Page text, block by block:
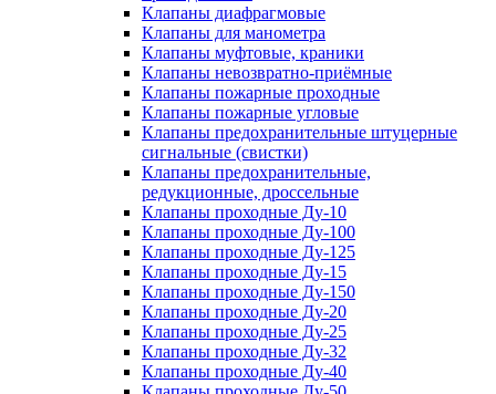
Клапаны диафрагмовые
Клапаны для манометра
Клапаны муфтовые, краники
Клапаны невозвратно-приёмные
Клапаны пожарные проходные
Клапаны пожарные угловые
Клапаны предохранительные штуцерные
сигнальные (свистки)
Клапаны предохранительные,
редукционные, дроссельные
Клапаны проходные Ду-10
Клапаны проходные Ду-100
Клапаны проходные Ду-125
Клапаны проходные Ду-15
Клапаны проходные Ду-150
Клапаны проходные Ду-20
Клапаны проходные Ду-25
Клапаны проходные Ду-32
Клапаны проходные Ду-40